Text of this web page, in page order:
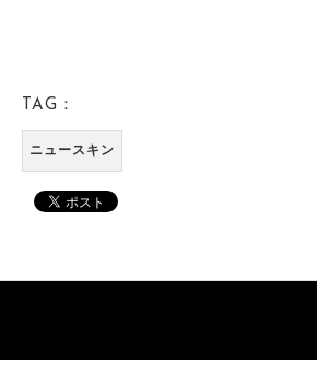
TAG：
ニュースキン